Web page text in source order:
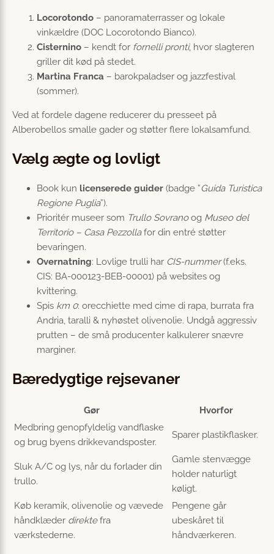
Locorotondo – panoramaterrasser og lokale
vinkældre (DOC Locorotondo Bianco).
Cisternino – kendt for fornelli pronti, hvor slagteren
griller dit kød på stedet.
Martina Franca – barokpaladser og jazzfestival
(sommer).
Ved at fordele dagene reducerer du presseet på
Alberobellos smalle gader og støtter flere lokalsamfund.
Vælg ægte og lovligt
Book kun licenserede guider (badge ”Guida Turistica
Regione Puglia”).
Prioritér museer som Trullo Sovranoog Museo del
Territorio – Casa Pezzollafor din entré støtter
bevaringen.
Overnatning: Lovlige trulli har CIS-nummer(f.eks.
CIS: BA-000123-BEB-00001) på websites og
kvittering.
Spis km 0: orecchiette med cime di rapa, burrata fra
Andria, taralli & nyhøstet olivenolie. Undgå aggressiv
prutten – de små producenter kalkulerer snævre
marginer.
Bæredygtige rejsevaner
Gør
Hvorfor
Medbring genopfyldelig vandflaske
og brug byens drikkevandsposter.
Sparer plastikflasker.
Sluk A/C og lys, når du forlader din
trullo.
Gamle stenvægge
holder naturligt
køligt.
Køb keramik, olivenolie og vævede
håndklæder direktefra
værkstederne.
Pengene går
ubeskåret til
håndværkeren.